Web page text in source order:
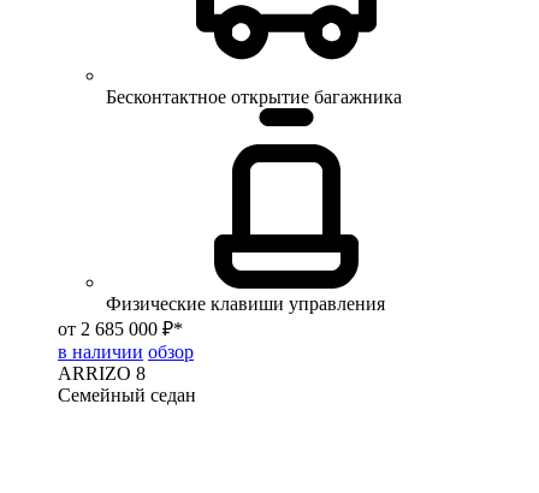
Бесконтактное открытие багажника
Физические клавиши управления
от 2 685 000 ₽*
в наличии обзор
ARRIZO 8
Семейный седан